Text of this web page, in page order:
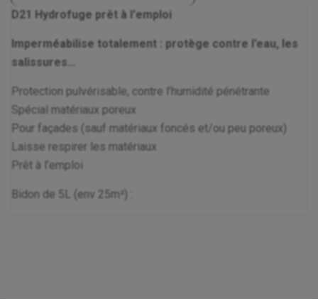
D21 Hydrofuge prêt à l'emploi
Imperméabilise totalement : protège contre l’eau, les
salissures…
Protection pulvérisable, contre l’humidité pénétrante
Spécial matériaux poreux
Pour façades (sauf matériaux foncés et/ou peu poreux)
Laisse respirer les matériaux
Prêt à l’emploi
Bidon de 5L (env 25m²) :